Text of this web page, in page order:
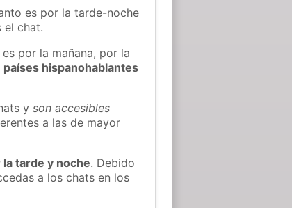
es por la tarde-noche
el chat.
por la mañana, por la
hispanohablantes
yson accesibles
a las de mayor
tarde y noche. Debido
a los chats en los